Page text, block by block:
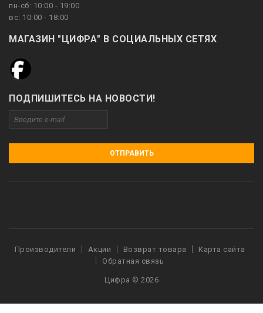
пн-сб: 10:00 - 19:00
вс: 10:00 - 18:00
МАГАЗИН "ЦИФРА" В СОЦИАЛЬНЫХ СЕТЯХ
ПОДПИШИТЕСЬ НА НОВОСТИ!
ОТПРАВИТЬ
Производители Акции Возврат товара
Карта сайта
Обратная связь
Цифра © 2026